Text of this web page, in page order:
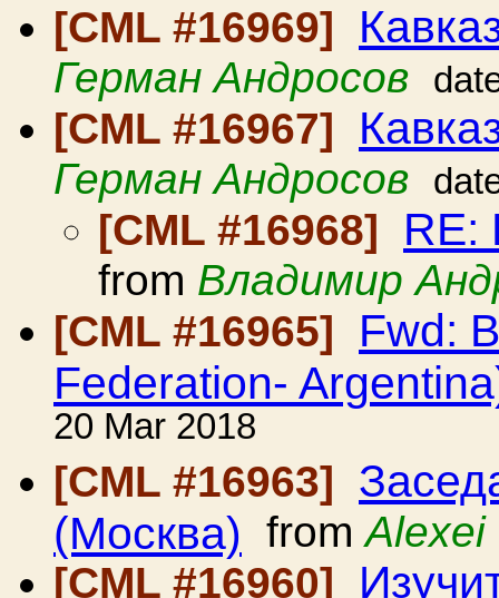
[CML #16969]
Герман Андросов
[CML #16967]
Герман Андросов
[CML #16968] RE:
from Владимир
[CML #16965]
Fwd:
Federation-
20 Mar 2018
[CML #16963]
(Москва) fromAlexei
[CML #16960]